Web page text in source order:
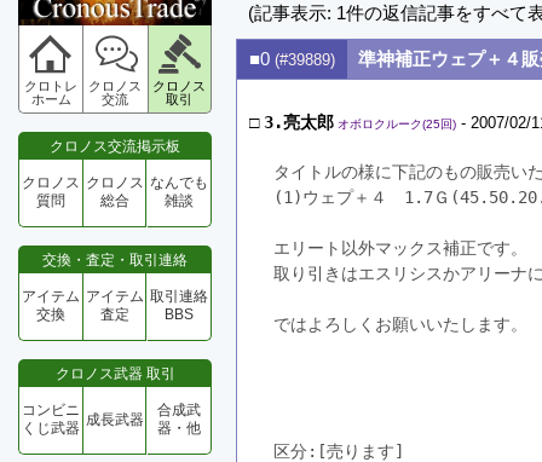
クロトレ
ホーム
クロノス
交流
クロノス
取引
クロノス交流掲示板
クロノス
質問
クロノス
総合
なんでも
雑談
交換・査定・取引連絡
アイテム
交換
アイテム
査定
取引連絡
BBS
クロノス武器 取引
コンビニ
くじ武器 成長武器
合成武
器・他
(記事表示: 1件の返信記事をすべて
■0 (#39889) 準神補正ウェプ＋４
□3.亮太郎 オボロクルーク(25回) - 2007/02/
タイトルの様に下記のもの販売い
(1)ウェプ＋４　1.7Ｇ
エリート以外マックス補正です。
取り引きはエスリシスかアリーナ
ではよろしくお願いいたします。
区分:[売ります]